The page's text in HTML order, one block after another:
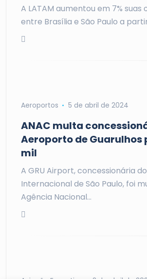
A LATAM aumentou em 7% suas
entre Brasília e São Paulo a
Aeroportos 5 de abril de 2024
ANAC multa
Aeroporto de Guarulhos
mil
A GRU Airport, concessionária
Internacional de São Paulo, foi
Agência Nacional…